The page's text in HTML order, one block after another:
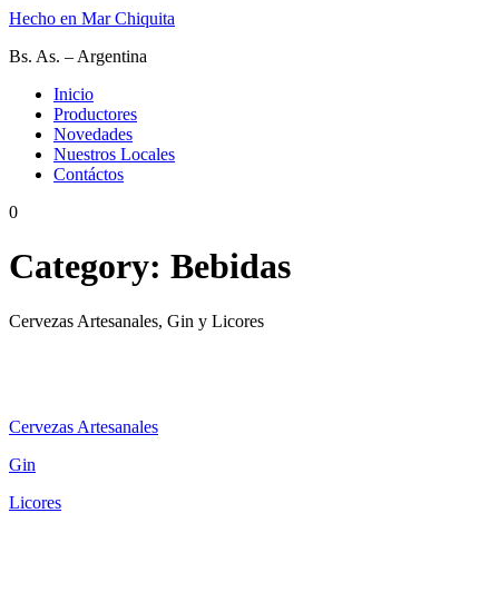
Hecho en Mar Chiquita
Bs. As. – Argentina
Inicio
Productores
Novedades
Nuestros Locales
Contáctos
0
Category: Bebidas
Cervezas Artesanales, Gin y Licores
Cervezas Artesanales
Gin
Licores